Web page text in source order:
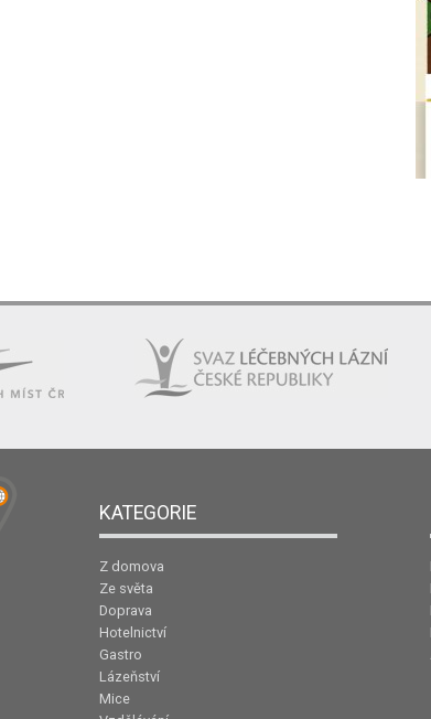
KATEGORIE
Z domova
Ze světa
Doprava
Hotelnictví
Gastro
Lázeňství
Mice